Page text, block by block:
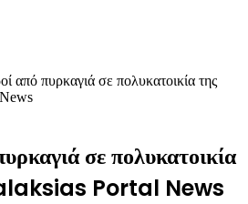
από πυρκαγιά σε πολυκατοικία της
σε πολυκατοικία
Portal News